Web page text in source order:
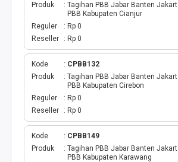
Produk
Tagihan PBB Jabar Banten
PBB Kabupaten Cianjur
Reguler
Rp 0
Reseller
Rp 0
Kode
CPBB132
Produk
Tagihan PBB Jabar Banten
PBB Kabupaten Cirebon
Reguler
Rp 0
Reseller
Rp 0
Kode
CPBB149
Produk
Tagihan PBB Jabar Banten
PBB Kabupaten Karawang